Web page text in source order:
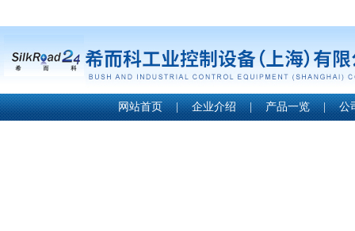
网站首页 | 企业介绍 | 产品一览 | 公